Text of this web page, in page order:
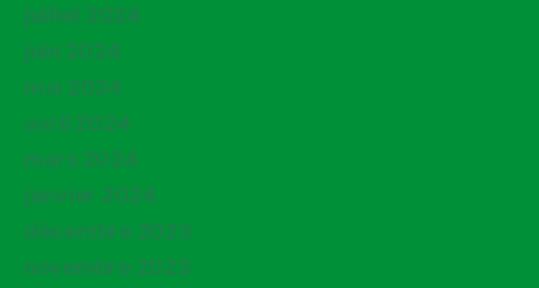
juillet 2024
juin 2024
mai 2024
avril 2024
mars 2024
janvier 2024
décembre 2023
novembre 2023